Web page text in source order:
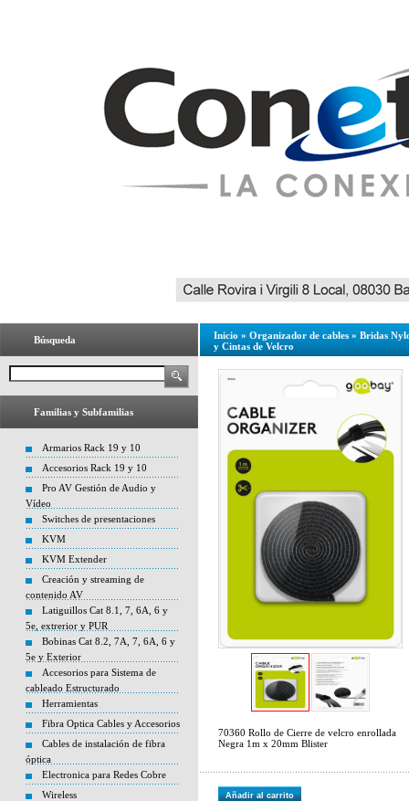
Búsqueda
Familias y Subfamilias
Armarios Rack 19 y 10
Accesorios Rack 19 y 10
Pro AV Gestión de Audio y
Vídeo
Switches de presentaciones
KVM
KVM Extender
Creación y streaming de
contenido AV
Latiguillos Cat 8.1, 7, 6A, 6 y
5e, extrerior y PUR
Bobinas Cat 8.2, 7A, 7, 6A, 6 y
5e y Exterior
Accesorios para Sistema de
cableado Estructurado
Herramientas
Fibra Optica Cables y Accesorios
Cables de instalación de fibra
óptica
Electronica para Redes Cobre
Wireless
Inicio » Organizador de cables » Bridas
y Cintas de Velcro
70360 Rollo de Cierre de velcro enrollada
Negra 1m x 20mm Blister
Añadir al carrito